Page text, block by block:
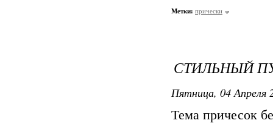
Метки: прически
СТИЛЬНЫЙ
Пятница, 04 Апреля
Тема причесок